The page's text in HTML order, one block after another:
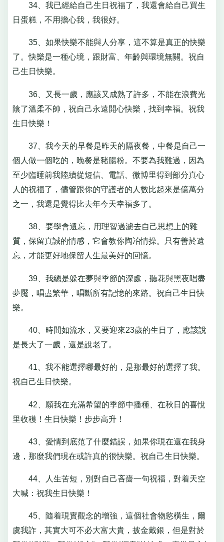
34、我已經給自己生日祝福了，我還會給自己買生
日蛋糕，不用擔心我，我很好。
35、如果快樂不能與人分享，這不算是真正的快樂
了。快樂是一種心境，跟財富、年齡與環境無關。祝自
己生日快樂。
36、又長一歲，應該又成熟了許多，不能在浪費光
陰了溫柔不帥，祝自己永遠開心快樂，找到幸福。祝我
生日快樂！
37、我今天的早餐是昨天的隔夜餐，中餐是自己一
個人做一個吃的，晚餐是豬腸粉。不要為我難過，因為
至少臨睡前我陸續從短信、電話、微博里得到部分真心
人的祝福了，儘管跟你的守護者的人數比起來是億萬分
之一，我還是覺得比去年今天幸福多了。
38、要學會遺忘，用理智過濾去自己思想上的雜
質，保留真誠的情感，它會教你陶冶情操。只有善於遺
忘，才能更好地保留人生最美好的回憶。
39、我總是躲在夢與季節的深處，聽花與黑夜唱盡
夢魘，唱盡繁華，唱斷所有記憶的來路。祝自己生日快
樂。
40、時間如流水，又要迎來23歲的生日了，應該說
是長大了一歲，還是說老了。
41、我不能選擇哪最好的，是那最好的選擇了我。
祝自己生日快樂。
42、願我在充滿希望的季節中播種、在秋日的喜悅
里收穫！生日快樂！步步高升！
43、愛情到底范了什麼錯誤，如果你現在還在我身
邊，那麼我們現在或許真的很快樂。祝自己生日快樂。
44、人生苦短，別對自己吝嗇一句祝福，對着天空
大喊：祝我生日快樂！
45、隨着現實觀念的增強，這個社會物慾橫生，爾
虞我詐，其實大可不必大富大貴，披金戴銀，但是對於